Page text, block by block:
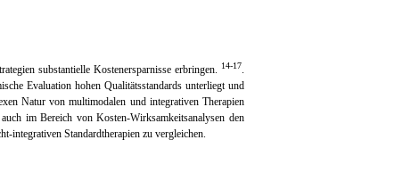
substantielle Kostenersparnisse erbringen. 14-17.
Evaluation hohen Qualitätsstandards unterliegt und
Natur von multimodalen und integrativen Therapien
im Bereich von Kosten-Wirksamkeitsanalysen den
integrativen Standardtherapien zu vergleichen.